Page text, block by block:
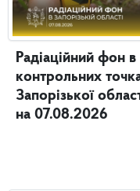
Радіаційний фон в
контрольних
Запорізької
на 07.08.2026